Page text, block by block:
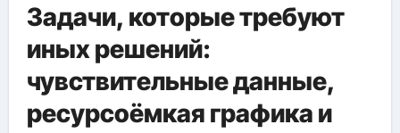
Задачи, которые требуют
иных решений:
чувствительные данные,
ресурсоёмкая графика и